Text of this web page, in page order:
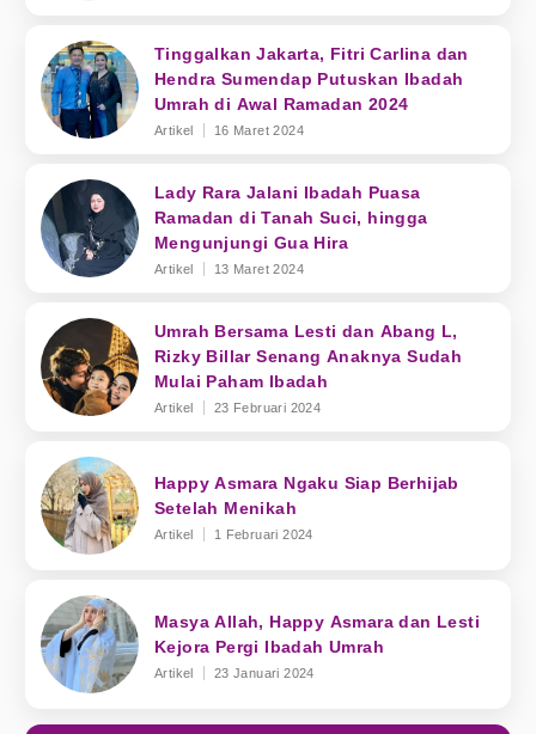
Tinggalkan Jakarta, Fitri Carlina dan
Hendra Sumendap Putuskan Ibadah
Umrah di Awal Ramadan 2024
Artikel 16 Maret 2024
Lady Rara Jalani Ibadah Puasa
Ramadan di Tanah Suci, hingga
Mengunjungi Gua Hira
Artikel 13 Maret 2024
Umrah Bersama Lesti dan Abang L,
Rizky Billar Senang Anaknya Sudah
Mulai Paham Ibadah
Artikel 23 Februari 2024
Happy Asmara Ngaku Siap Berhijab
Setelah Menikah
Artikel 1 Februari 2024
Masya Allah, Happy Asmara dan Lesti
Kejora Pergi Ibadah Umrah
Artikel 23 Januari 2024